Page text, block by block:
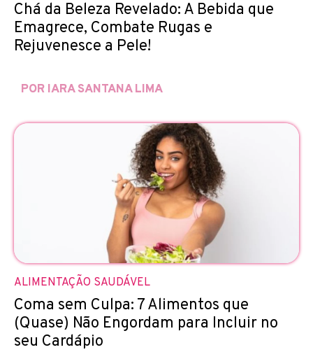
Chá da Beleza Revelado: A Bebida que
Emagrece, Combate Rugas e
Rejuvenesce a Pele!
POR IARA SANTANA LIMA
ALIMENTAÇÃO SAUDÁVEL
Coma sem Culpa: 7 Alimentos que
(Quase) Não Engordam para Incluir no
seu Cardápio